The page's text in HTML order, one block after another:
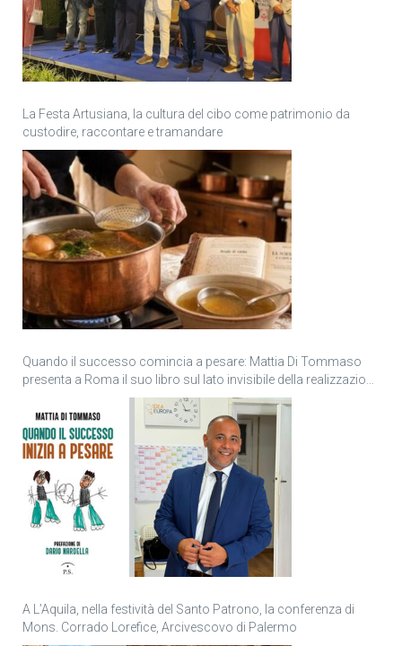
La Festa Artusiana, la cultura del cibo come patrimonio da
custodire, raccontare e tramandare
Quando il successo comincia a pesare: Mattia Di Tommaso
presenta a Roma il suo libro sul lato invisibile della realizzazione
A L’Aquila, nella festività del Santo Patrono, la conferenza di
Mons. Corrado Lorefice, Arcivescovo di Palermo